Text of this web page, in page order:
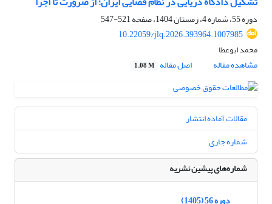
دوره 55، شماره 4، زمستان 1404، صفحه
521-547
10.22059/jlq.2026.393964.1007985
محمد ابوعطا
مشاهده مقاله
اصل مقاله 1.08 M
مقالات آماده انتشار
شماره جاری
شماره‌های پیشین نشریه
دوره 56 (1405)